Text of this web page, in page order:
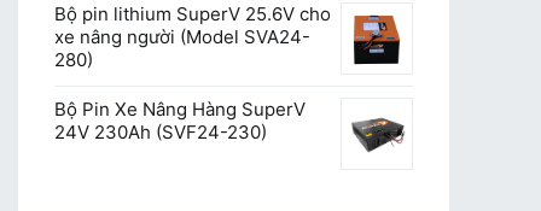
Bộ pin lithium SuperV 25.6V cho
xe nâng người (Model SVA24-
280)
Bộ Pin Xe Nâng Hàng SuperV
24V 230Ah (SVF24-230)